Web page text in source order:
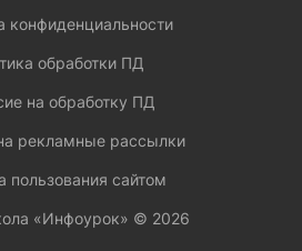
конфиденциальности
обработки ПД
на обработку ПД
рекламные рассылки
пользования сайтом
«Инфоурок» © 2026